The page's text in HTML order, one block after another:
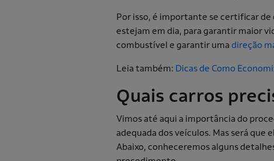
Por isso, é importante se certificar
estejam em dia, para garantir maior
combustível e garantir uma direção
Leia também: Dicas de Como
Quais carros
Vimos até aqui a importância do
adequada dos veículos. Mas será que
Abaixo, conheceremos alguns